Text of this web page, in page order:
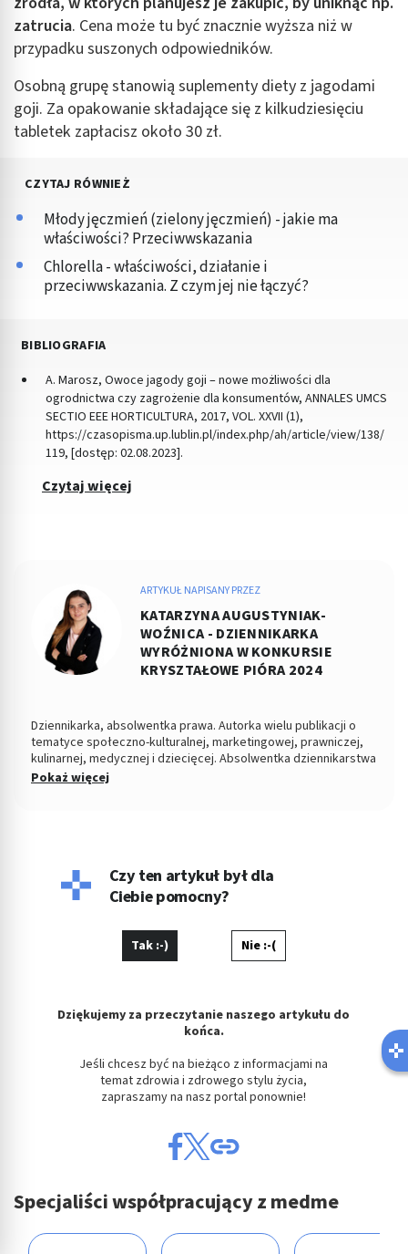
zatrucia. Cena może tu być znacznie wyższa niż w
przypadku suszonych odpowiedników.
Osobną grupę stanowią suplementy diety z jagodami
goji. Za opakowanie składające się z kilkudziesięciu
tabletek zapłacisz około 30 zł.
CZYTAJ RÓWNIEŻ
Młody jęczmień (zielony jęczmień) - jakie ma
właściwości? Przeciwwskazania
Chlorella - właściwości, działanie i
przeciwwskazania. Z czym jej nie łączyć?
BIBLIOGRAFIA
A. Marosz, Owoce jagody goji – nowe możliwości dla
ogrodnictwa czy zagrożenie dla konsumentów, ANNALES UMCS
SECTIO EEE HORTICULTURA, 2017, VOL. XXVII (1),
https://czasopisma.up.lublin.pl/index.php/ah/article/view/138/
119, [dostęp: 02.08.2023].
Czytaj więcej
ARTYKUŁ NAPISANY PRZEZ
KATARZYNA AUGUSTYNIAK-
WOŹNICA - DZIENNIKARKA
WYRÓŻNIONA W KONKURSIE
KRYSZTAŁOWE PIÓRA 2024
Dziennikarka, absolwentka prawa. Autorka wielu publikacji o
tematyce społeczno-kulturalnej, marketingowej, prawniczej,
kulinarnej, medycznej i dziecięcej. Absolwentka dziennikarstwa
i komunikacji społecznej na Uniwersytecie Jagiellońskim i
Pokaż więcej
Czy ten artykuł był dla
Ciebie pomocny?
Tak :-) Nie :-(
Dziękujemy za przeczytanie naszego artykułu do
końca.
Jeśli chcesz być na bieżąco z informacjami na
temat zdrowia i zdrowego stylu życia,
zapraszamy na nasz portal ponownie!
Specjaliści współpracujący z medme